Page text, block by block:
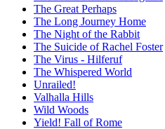
The Great Perhaps
The Long Journey Home
The Night of the Rabbit
The Suicide of Rachel Foster
The Virus - Hilferuf
The Whispered World
Unrailed!
Valhalla Hills
Wild Woods
Yield! Fall of Rome